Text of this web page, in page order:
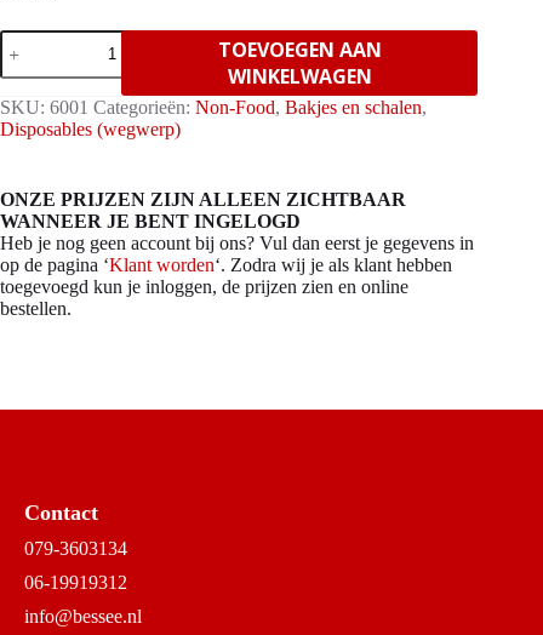
Schuimbak
601
4x50st
aantal
TOEVOEGEN AAN
WINKELWAGEN
SKU: 6001 Categorieën: Non-Food, Bakjes en schalen,
Disposables (wegwerp)
ONZE PRIJZEN ZIJN ALLEEN ZICHTBAAR
WANNEER JE BENT INGELOGD
Heb je nog geen account bij ons? Vul dan eerst je gegevens in
op de pagina ‘Klant worden‘. Zodra wij je als klant hebben
toegevoegd kun je inloggen, de prijzen zien en online
bestellen.
Contact
079-3603134
06-19919312
info@bessee.nl